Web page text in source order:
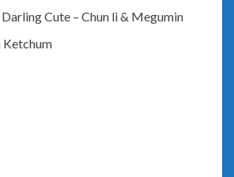
Darling Cute – Chun li & Megumin
Ketchum